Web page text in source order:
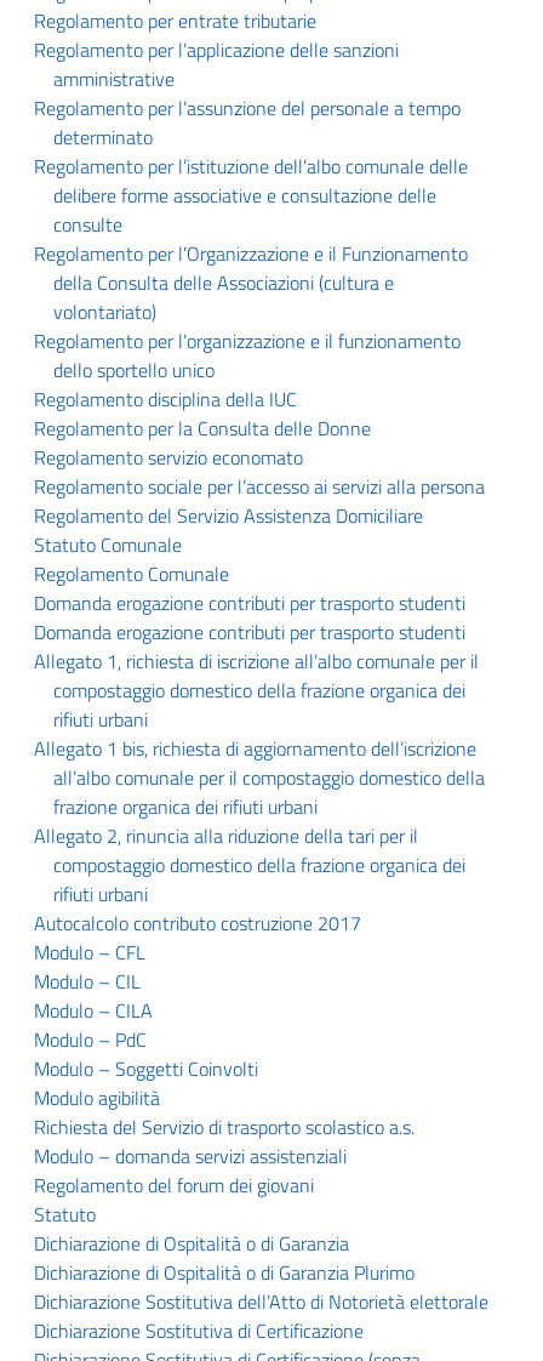
Regolamento per entrate tributarie
Regolamento per l’applicazione delle sanzioni
amministrative
Regolamento per l’assunzione del personale a tempo
determinato
Regolamento per l’istituzione dell’albo comunale delle
delibere forme associative e consultazione delle
consulte
Regolamento per l’Organizzazione e il Funzionamento
della Consulta delle Associazioni (cultura e
volontariato)
Regolamento per l’organizzazione e il funzionamento
dello sportello unico
Regolamento disciplina della IUC
Regolamento per la Consulta delle Donne
Regolamento servizio economato
Regolamento sociale per l’accesso ai servizi alla persona
Regolamento del Servizio Assistenza Domiciliare
Statuto Comunale
Regolamento Comunale
Domanda erogazione contributi per trasporto studenti
Domanda erogazione contributi per trasporto studenti
Allegato 1, richiesta di iscrizione all’albo comunale per il
compostaggio domestico della frazione organica dei
rifiuti urbani
Allegato 1 bis, richiesta di aggiornamento dell’iscrizione
all’albo comunale per il compostaggio domestico della
frazione organica dei rifiuti urbani
Allegato 2, rinuncia alla riduzione della tari per il
compostaggio domestico della frazione organica dei
rifiuti urbani
Autocalcolo contributo costruzione 2017
Modulo – CFL
Modulo – CIL
Modulo – CILA
Modulo – PdC
Modulo – Soggetti Coinvolti
Modulo agibilità
Richiesta del Servizio di trasporto scolastico a.s.
Modulo – domanda servizi assistenziali
Regolamento del forum dei giovani
Statuto
Dichiarazione di Ospitalità o di Garanzia
Dichiarazione di Ospitalità o di Garanzia Plurimo
Dichiarazione Sostitutiva dell’Atto di Notorietà elettorale
Dichiarazione Sostitutiva di Certificazione